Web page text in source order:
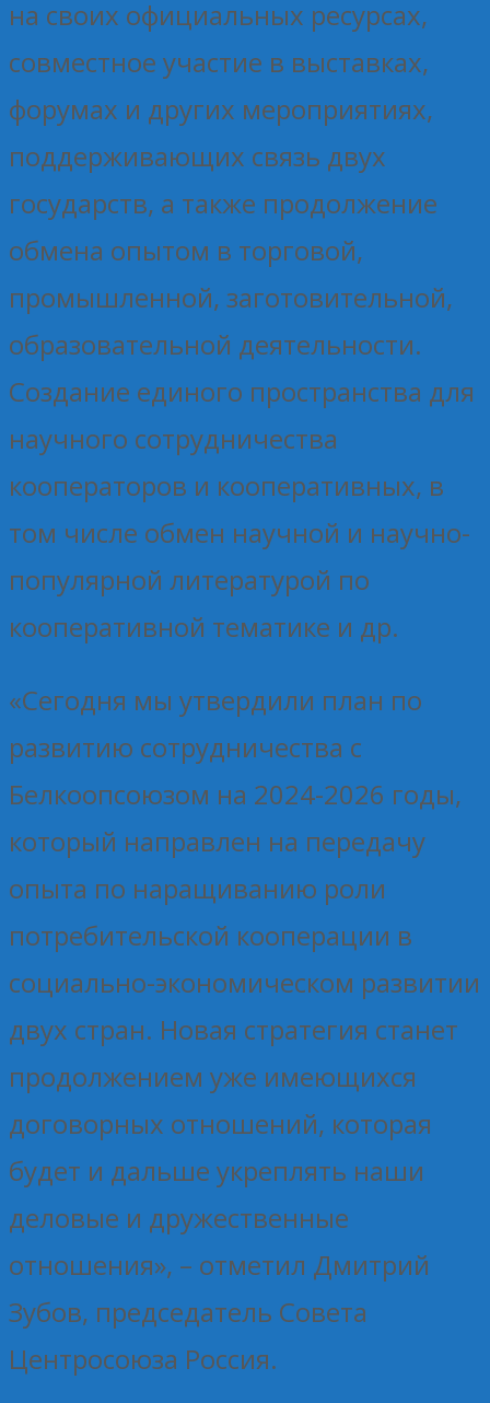
на своих официальных ресурсах,
совместное участие в выставках,
форумах и других мероприятиях,
поддерживающих связь двух
государств, а также продолжение
обмена опытом в торговой,
промышленной, заготовительной,
образовательной деятельности.
Создание единого пространства для
научного сотрудничества
кооператоров и кооперативных, в
том числе обмен научной и научно-
популярной литературой по
кооперативной тематике и др.
«Сегодня мы утвердили план по
развитию сотрудничества с
Белкоопсоюзом на 2024-2026 годы,
который направлен на передачу
опыта по наращиванию роли
потребительской кооперации в
социально-экономическом развитии
двух стран. Новая стратегия станет
продолжением уже имеющихся
договорных отношений, которая
будет и дальше укреплять наши
деловые и дружественные
отношения», – отметил Дмитрий
Зубов, председатель Совета
Центросоюза Россия.